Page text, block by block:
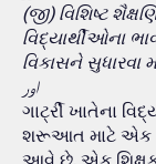
(જી) વિશિષ્ટ
વિદ્યાર્થીઓના
વિકાસને સુધારવા
اور
ગાર્ટ્રી ખાતેના
શરૂઆત માટે એક
આવે છે, એક શિક્ષક